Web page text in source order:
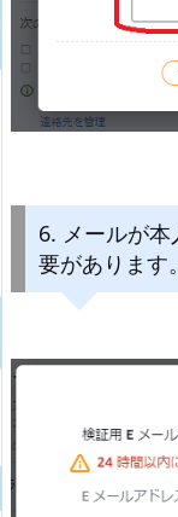
6. メールが
要があります。